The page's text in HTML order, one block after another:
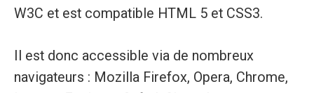
W3C et est compatible HTML 5 et CSS3.
Il est donc accessible via de nombreux
navigateurs : Mozilla Firefox, Opera, Chrome,